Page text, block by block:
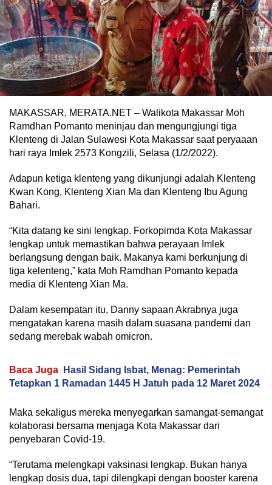
MAKASSAR, MERATA.NET – Walikota Makassar Moh
Ramdhan Pomanto meninjau dan mengungjungi tiga
Klenteng di Jalan Sulawesi Kota Makassar saat peryaaan
hari raya Imlek 2573 Kongzili, Selasa (1/2/2022).
Adapun ketiga klenteng yang dikunjungi adalah Klenteng
Kwan Kong, Klenteng Xian Ma dan Klenteng Ibu Agung
Bahari.
“Kita datang ke sini lengkap. Forkopimda Kota Makassar
lengkap untuk memastikan bahwa perayaan Imlek
berlangsung dengan baik. Makanya kami berkunjung di
tiga kelenteng,” kata Moh Ramdhan Pomanto kepada
media di Klenteng Xian Ma.
Dalam kesempatan itu, Danny sapaan Akrabnya juga
mengatakan karena masih dalam suasana pandemi dan
sedang merebak wabah omicron.
Baca Juga
Hasil Sidang Isbat, Menag: Pemerintah
Tetapkan 1 Ramadan 1445 H Jatuh pada 12 Maret 2024
Maka sekaligus mereka menyegarkan samangat-semangat
kolaborasi bersama menjaga Kota Makassar dari
penyebaran Covid-19.
“Terutama melengkapi vaksinasi lengkap. Bukan hanya
lengkap dosis dua, tapi dilengkapi dengan booster karena